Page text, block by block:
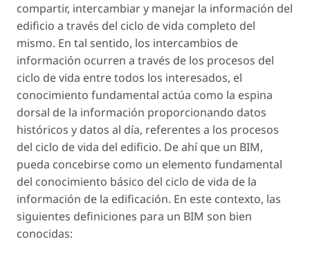
compartir, intercambiar y manejar la información del
edificio a través del ciclo de vida completo del
mismo. En tal sentido, los intercambios de
información ocurren a través de los procesos del
ciclo de vida entre todos los interesados, el
conocimiento fundamental actúa como la espina
dorsal de la información proporcionando datos
históricos y datos al día, referentes a los procesos
del ciclo de vida del edificio. De ahí que un BIM,
pueda concebirse como un elemento fundamental
del conocimiento básico del ciclo de vida de la
información de la edificación. En este contexto, las
siguientes definiciones para un BIM son bien
conocidas: